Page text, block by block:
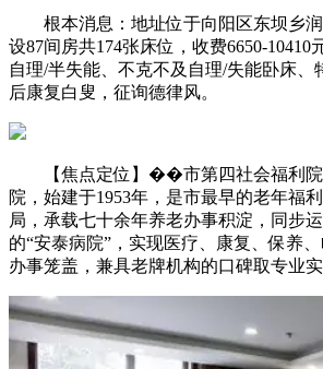
根本消息：地址位于向阳区东坝乡润
设87间房共174张床位，收费6650-10410
自理/半失能、不克不及自理/失能卧床、
后康复白叟，征询德律风。
【焦点定位】��市第四社会福利院
院，始建于1953年，是市最早的老年福
局，承载七十余年养老办事积淀，同步
的“安泰病院”，实现医疗、康复、保养
办事笼盖，兼具老牌机构的口碑取专业实